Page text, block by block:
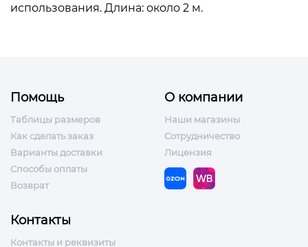
использования. Длина: около 2 м.
Помощь
Таблицы размеров
Как сделать заказ
Варианты доставки
Способы оплаты
Возврат
О компании
Наши магазины
Сотрудничество
Лицензия
Контакты
Контакты и реквизиты